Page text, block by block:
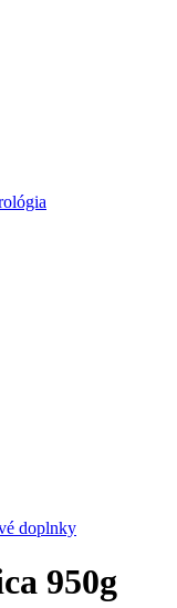
doplnky
950g